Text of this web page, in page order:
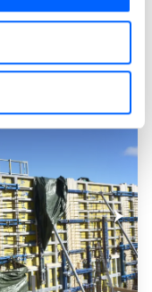
200 000 invånare.
stolta över att
en hållbar och